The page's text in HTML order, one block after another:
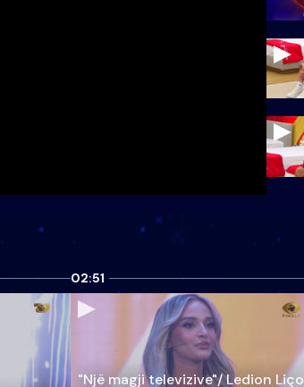
02:51
"Një magji televizive"/ Ledion Liço